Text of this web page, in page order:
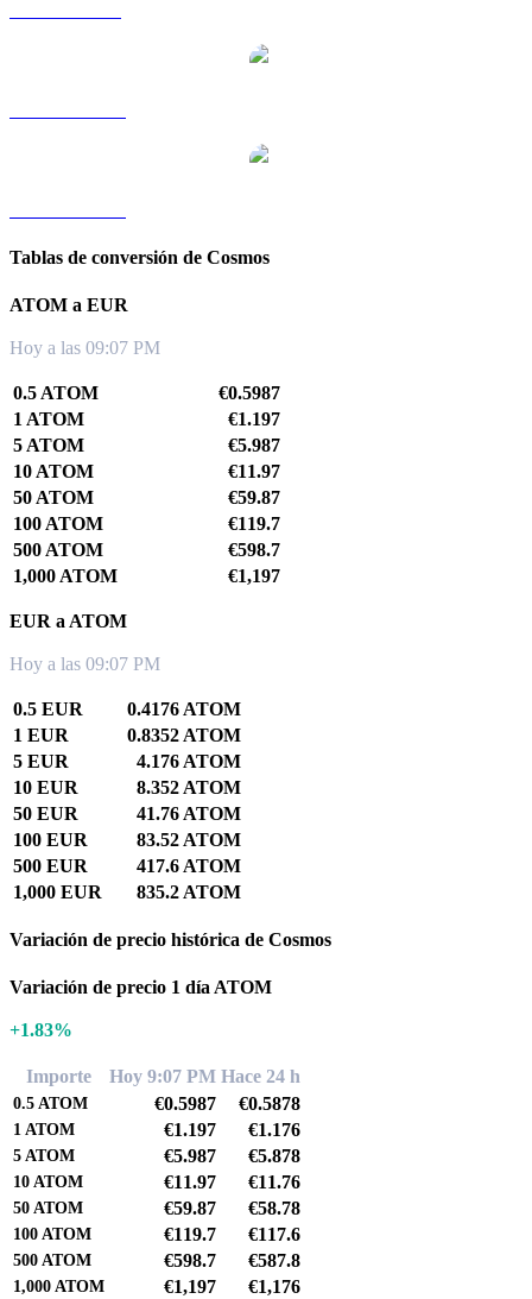
Tablas de conversión de Cosmos
ATOM a EUR
Hoy a las 09:07 PM
0.5 ATOM
€0.5987
1 ATOM
€1.197
5 ATOM
€5.987
10 ATOM
€11.97
50 ATOM
€59.87
100 ATOM
€119.7
500 ATOM
€598.7
1,000 ATOM
€1,197
EUR a ATOM
Hoy a las 09:07 PM
0.5 EUR
0.4176 ATOM
1 EUR
0.8352 ATOM
5 EUR
4.176 ATOM
10 EUR
8.352 ATOM
50 EUR
41.76 ATOM
100 EUR
83.52 ATOM
500 EUR
417.6 ATOM
1,000 EUR
835.2 ATOM
Variación de precio histórica de Cosmos
Variación de precio 1 día ATOM
+1.83%
Importe Hoy 9:07 PM Hace 24 h
0.5 ATOM €0.5987 €0.5878
1 ATOM €1.197 €1.176
5 ATOM €5.987 €5.878
10 ATOM €11.97 €11.76
50 ATOM €59.87 €58.78
100 ATOM €119.7 €117.6
500 ATOM €598.7 €587.8
1,000 ATOM €1,197 €1,176